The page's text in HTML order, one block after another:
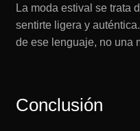
La moda estival se trata
sentirte ligera y
de ese lenguaje, no una
Conclusión